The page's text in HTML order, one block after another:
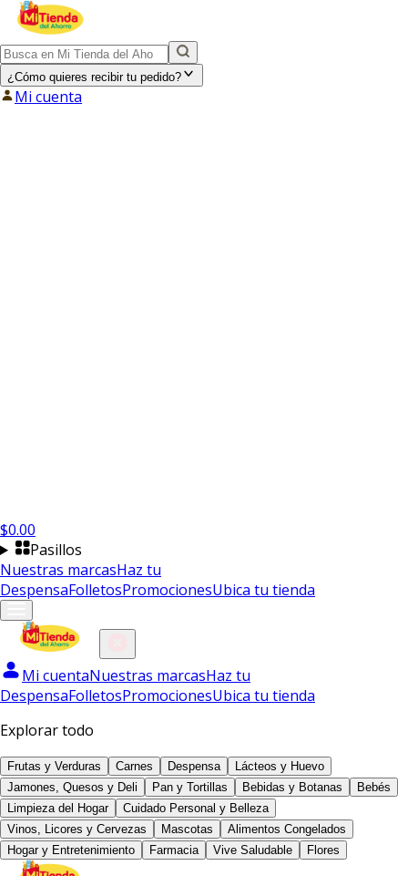
¿Cómo quieres recibir tu pedido?
Mi cuenta
$0.00
Pasillos
Nuestras marcasHaz tu
DespensaFolletosPromocionesUbica tu tienda
Mi cuentaNuestras marcasHaz tu
DespensaFolletosPromocionesUbica tu tienda
Explorar todo
Frutas y Verduras Carnes Despensa
Lácteos y Huevo
Jamones, Quesos y Deli
Pan y Tortillas Bebidas y Botanas
Bebés
Limpieza del Hogar
Cuidado Personal y Belleza
Vinos, Licores y Cervezas
Mascotas
Alimentos Congelados
Hogar y Entretenimiento
Farmacia Vive Saludable Flores